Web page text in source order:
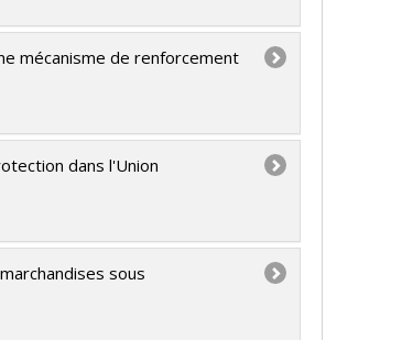
mécanisme de renforcement
dans l'Union
sous